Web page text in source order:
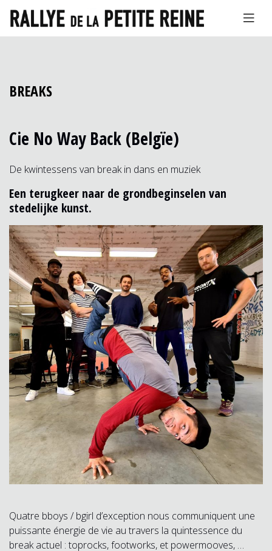
BREAKS
Cie No Way Back (Belgïe)
De kwintessens van break in dans en muziek
Een terugkeer naar de grondbeginselen van
stedelijke kunst.
Quatre bboys / bgirl d’exception nous communiquent une
puissante énergie de vie au travers la quintessence du
break actuel : toprocks, footworks, et powermooves, …